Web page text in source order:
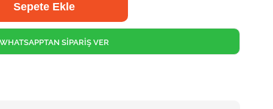
SİPARİŞ VER